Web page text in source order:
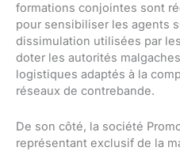
formations conjointes sont
pour sensibiliser les agents
dissimulation utilisées par
doter les autorités
logistiques adaptés à la
réseaux de contrebande.
De son côté, la société
représentant exclusif de la